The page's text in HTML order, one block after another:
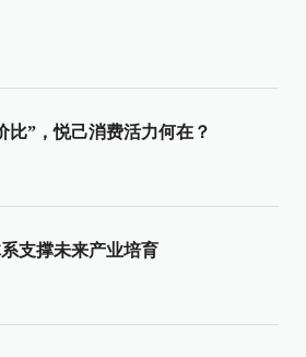
比”，悦己消费活力何在？
支撑未来产业培育